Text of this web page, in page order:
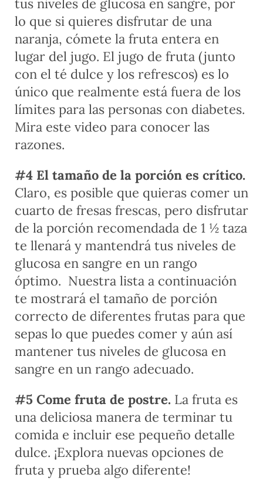
tus niveles de glucosa en sangre, por
lo que si quieres disfrutar de una
naranja, cómete la fruta entera en
lugar del jugo. El jugo de fruta (junto
con el té dulce y los refrescos) es lo
único que realmente está fuera de los
límites para las personas con diabetes.
Mira este video para conocer las
razones.
#4 El tamaño de la porción es crítico.
Claro, es posible que quieras comer un
cuarto de fresas frescas, pero disfrutar
de la porción recomendada de 1 ½ taza
te llenará y mantendrá tus niveles de
glucosa en sangre en un rango
óptimo. Nuestra lista a continuación
te mostrará el tamaño de porción
correcto de diferentes frutas para que
sepas lo que puedes comer y aún así
mantener tus niveles de glucosa en
sangre en un rango adecuado.
#5 Come fruta de postre. La fruta es
una deliciosa manera de terminar tu
comida e incluir ese pequeño detalle
dulce. ¡Explora nuevas opciones de
fruta y prueba algo diferente!